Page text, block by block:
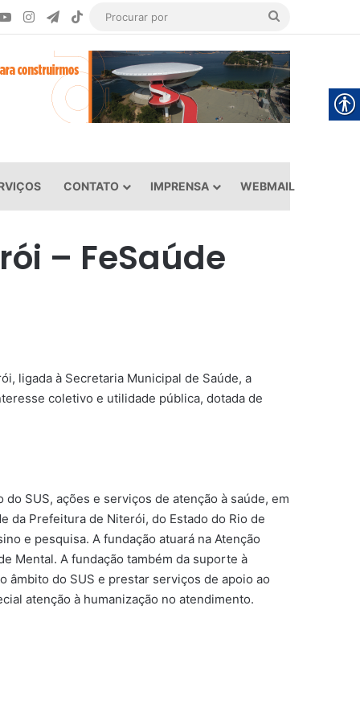
YouTubeInstagramTelegram
TikTok
CONTATO IMPRENSA WEBMAIL
– FeSaúde
ligada à Secretaria Municipal de Saúde, a
coletivo e utilidade pública, dotada de
SUS, ações e serviços de atenção à saúde, em
da Prefeitura de Niterói, do Estado do Rio de
e pesquisa. A fundação atuará na Atenção
Mental. A fundação também da suporte à
âmbito do SUS e prestar serviços de apoio ao
atenção à humanização no atendimento.